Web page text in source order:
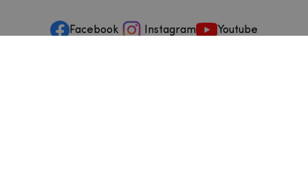
Facebook Instagram Youtube